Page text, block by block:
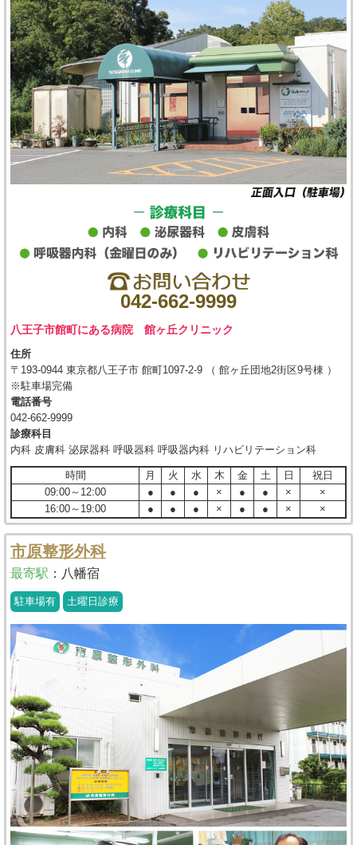
042-662-9999
八王子市館町にある病院 館ヶ丘クリニック
住所
〒193-0944 東京都八王子市 館町1097‐2‐9 （ 館ヶ丘団地2街区9号棟 ）
※駐車場完備
電話番号
042-662-9999
診療科目
内科 皮膚科 泌尿器科 呼吸器科 呼吸器内科 リハビリテーション科
時間 月 火 水 木 金 土 日
祝日
09:00～12:00
● ● ● × ● ● ×
×
16:00～19:00
● ● ● × ● ● × ×
市原整形外科
最寄駅 ： 八幡宿
駐車場有 土曜日診療